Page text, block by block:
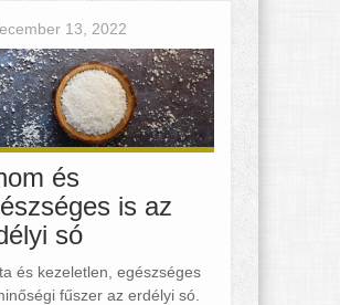
13, 2022
és
is az
só
és kezeletlen, egészséges
fűszer az erdélyi só.